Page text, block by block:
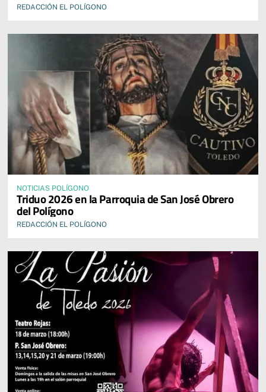
REDACCIÓN EL POLÍGONO
NOTICIAS POLÍGONO
Triduo 2026 en la Parroquia de San José Obrero
del Polígono
REDACCIÓN EL POLÍGONO